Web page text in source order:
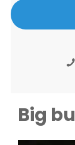
Big